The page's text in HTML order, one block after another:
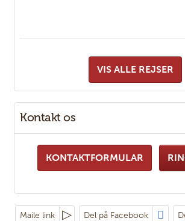
VIS ALLE REJSER
Kontakt os
KONTAKTFORMULAR
Maile link Del på Facebook